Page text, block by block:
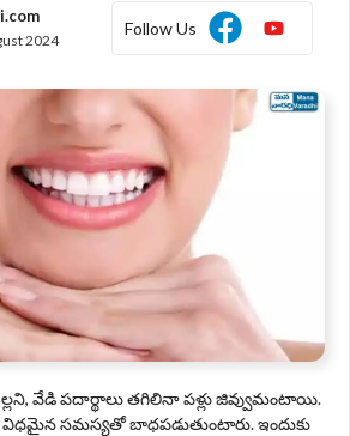
2024
Follow Us
వేడి పదార్థాలు తగిలినా పళ్లు జివ్వుమంటాయి.
విధమైన సమస్యతో బాధపడుతుంటారు. ఇందుకు